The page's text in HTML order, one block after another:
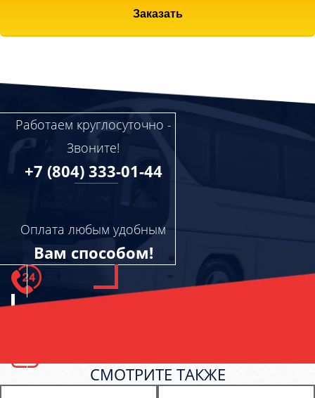
Заказать
Работаем круглосуточно -
Звоните!
+7 (804) 333-01-44
Оплата любым удобным
Вам способом!
СМОТРИТЕ ТАКЖЕ